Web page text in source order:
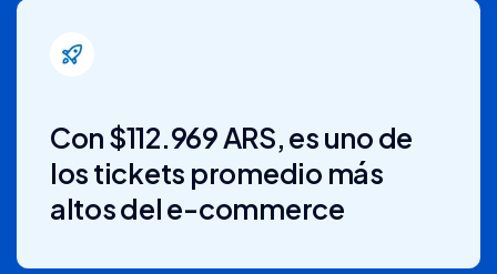
Con $112.969 ARS, es uno de
los tickets promedio más
altos del e-commerce